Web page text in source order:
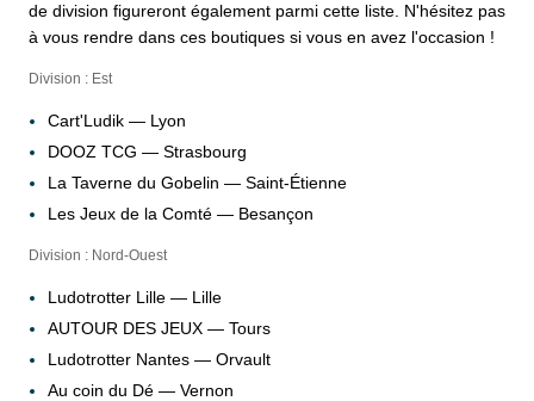
de division figureront également parmi cette liste. N'hésitez pas
à vous rendre dans ces boutiques si vous en avez l'occasion !
Division : Est
Cart'Ludik — Lyon
DOOZ TCG — Strasbourg
La Taverne du Gobelin — Saint-Étienne
Les Jeux de la Comté — Besançon
Division : Nord-Ouest
Ludotrotter Lille — Lille
AUTOUR DES JEUX — Tours
Ludotrotter Nantes — Orvault
Au coin du Dé — Vernon